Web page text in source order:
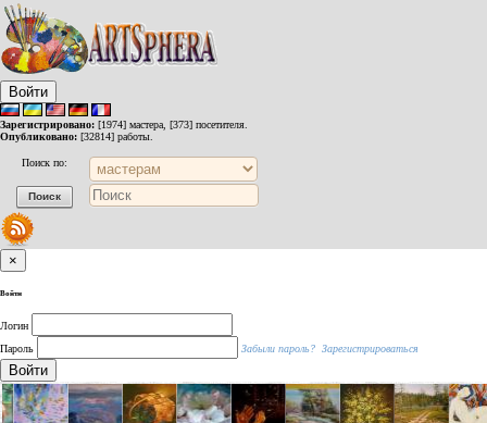
Войти
Зарегистрировано: [1974] мастера, [373] посетителя.
Опубликовано: [32814] работы.
Поиск по:
×
Войти
Логин
Пароль
Забыли пароль? Зарегистрироваться
Войти